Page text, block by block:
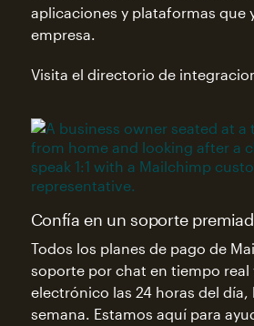
aplicaciones y plataformas que
empresa.
Visita el directorio de
Confía en un soporte
Todos los planes de pago de
soporte por chat en tiempo real
electrónico las 24 horas del día,
semana. Estamos aquí para